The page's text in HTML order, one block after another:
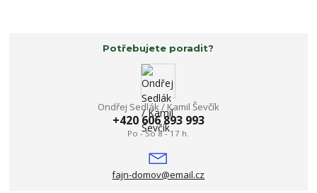
Potřebujete poradit?
Ondřej Sedlák / Kamil Ševčík
+420 606 893 993
Po - So 8 - 17 h.
fajn-domov@email.cz